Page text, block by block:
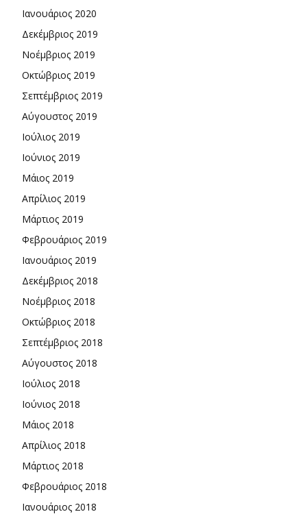
Ιανουάριος 2020
Δεκέμβριος 2019
Νοέμβριος 2019
Οκτώβριος 2019
Σεπτέμβριος 2019
Αύγουστος 2019
Ιούλιος 2019
Ιούνιος 2019
Μάιος 2019
Απρίλιος 2019
Μάρτιος 2019
Φεβρουάριος 2019
Ιανουάριος 2019
Δεκέμβριος 2018
Νοέμβριος 2018
Οκτώβριος 2018
Σεπτέμβριος 2018
Αύγουστος 2018
Ιούλιος 2018
Ιούνιος 2018
Μάιος 2018
Απρίλιος 2018
Μάρτιος 2018
Φεβρουάριος 2018
Ιανουάριος 2018